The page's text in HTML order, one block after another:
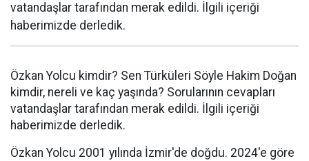
vatandaşlar tarafından merak edildi. İlgili içeriği
haberimizde derledik.
Özkan Yolcu kimdir? Sen Türküleri Söyle Hakim Doğan
kimdir, nereli ve kaç yaşında? Sorularının cevapları
vatandaşlar tarafından merak edildi. İlgili içeriği
haberimizde derledik.
Özkan Yolcu 2001 yılında İzmir'de doğdu. 2024'e göre